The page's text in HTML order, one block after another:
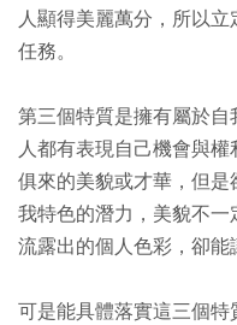
人顯得美麗萬分，所以
任務。
第三個特質是擁有屬於
人都有表現自己機會與
俱來的美貌或才華，但
我特色的潛力，美貌不
流露出的個人色彩，卻能
可是能具體落實這三個